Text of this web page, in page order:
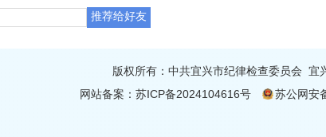
推荐给好友
版权所有：中共宜兴市纪律检查委员会 宜
网站备案： 苏ICP备2024104616号 苏公网安